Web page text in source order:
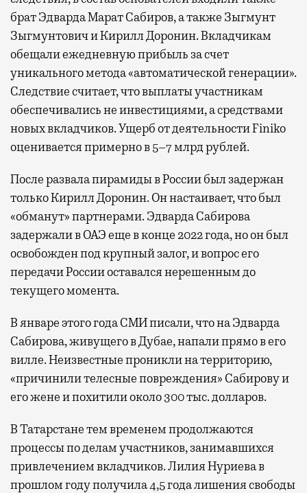
брат Эдварда Марат Сабиров, а также Зыгмунт
Зыгмунтович и Кирилл Доронин. Вкладчикам
обещали ежедневную прибыль за счет
уникального метода «автоматической генерации».
Следствие считает, что выплаты участникам
обеспечивались не инвестициями, а средствами
новых вкладчиков. Ущерб от деятельности Finiko
оценивается примерно в 5–7 млрд рублей.
После развала пирамиды в России был задержан
только Кирилл Доронин. Он настаивает, что был
«обманут» партнерами. Эдварда Сабирова
задержали в ОАЭ еще в конце 2022 года, но он был
освобожден под крупный залог, и вопрос его
передачи России оставался нерешенным до
текущего момента.
В январе этого года СМИ писали, что на Эдварда
Сабирова, живущего в Дубае, напали прямо в его
вилле. Неизвестные проникли на территорию,
«причинили телесные повреждения» Сабирову и
его жене и похитили около 300 тыс. долларов.
В Татарстане тем временем продолжаются
процессы по делам участников, занимавшихся
привлечением вкладчиков. Лилия Нуриева в
прошлом году получила 4,5 года лишения свободы